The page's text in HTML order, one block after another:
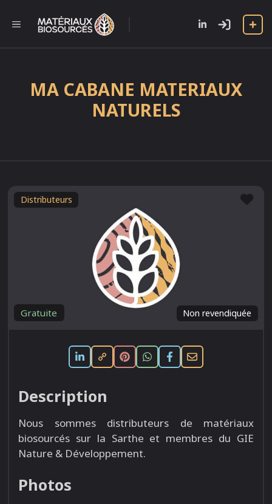
contenu
MENU
MA CABANE MATERIAUX
NATURELS
Non revendiquée
Gratuite
Distributeurs
Description
Nous sommes distributeurs de matériaux
biosourcés sur la Sarthe et membres du GIE
Nature & Développement.
Photos